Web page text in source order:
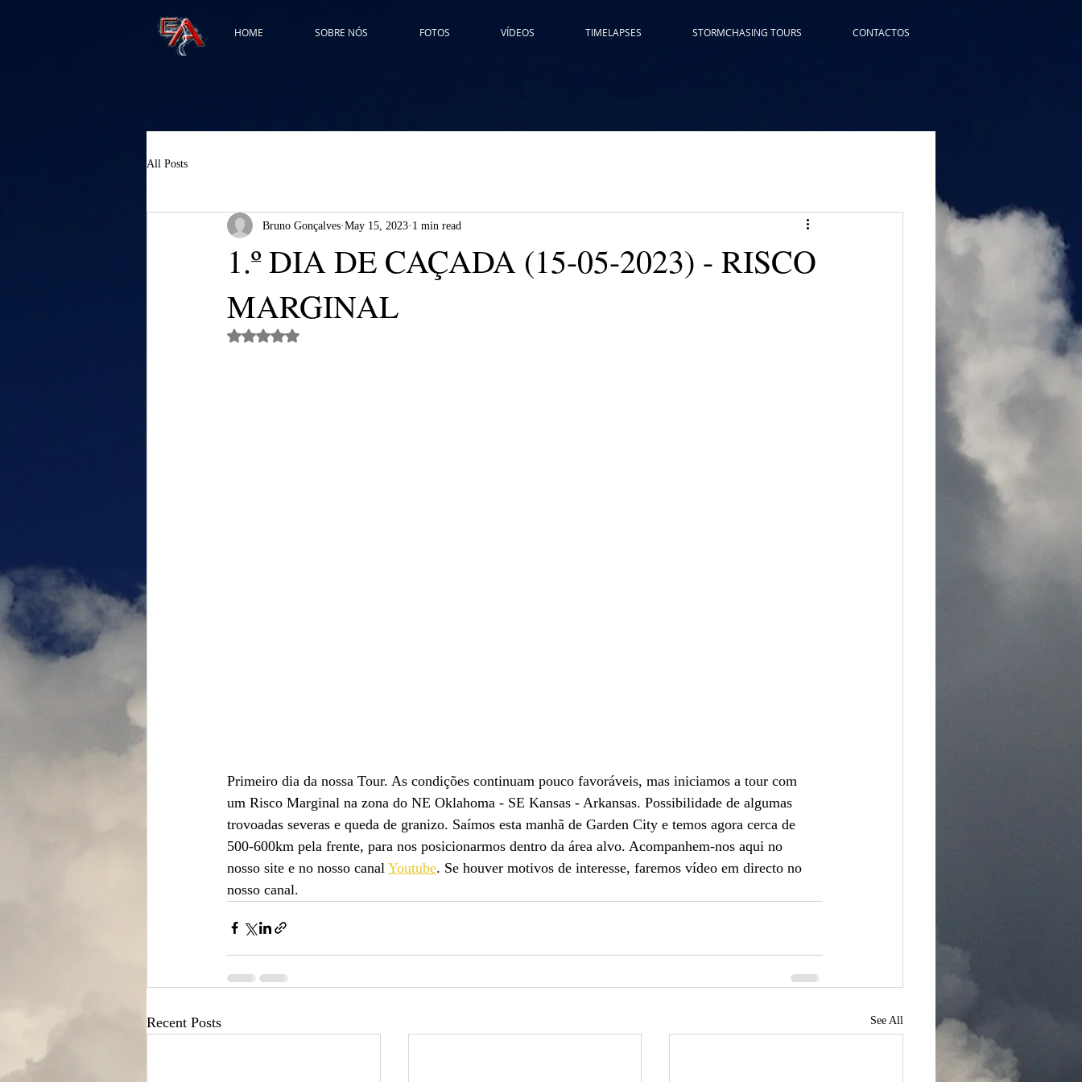
HOME SOBRE NÓS FOTOS VÍDEOS TIMELAPSES STORMCHASING TOURS CONTACTOS
All Posts
1.º DIA DE CAÇADA (15-05-2023) - RISCO
MARGINAL
Bruno Gonçalves May 15, 2023 1 min read
Rated NaN out of 5 stars.
Primeiro dia da nossa Tour. As condições continuam pouco favoráveis, mas iniciamos a tour com
um Risco Marginal na zona do NE Oklahoma - SE Kansas - Arkansas. Possibilidade de algumas
trovoadas severas e queda de granizo. Saímos esta manhã de Garden City e temos agora cerca de
500-600km pela frente, para nos posicionarmos dentro da área alvo. Acompanhem-nos aqui no
nosso site e no nosso canal Youtube. Se houver motivos de interesse, faremos vídeo em directo no
nosso canal.
Recent Posts See All